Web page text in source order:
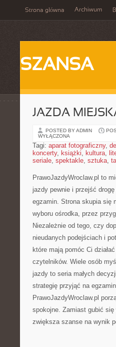
Strona główna Archiwum
SZANSA
JAZDA
POSTED BY ADMIN
WYŁĄCZONA
Tagi: aparat fotograficzny,
koncerty, książki, kultura,
seriale, spektakle, sztuka,
PrawoJazdyWroclaw.pl to
jazdy pewnie i przejść
egzamin. Strona skupia się
wyboru ośrodka, przez
Niezależnie od tego, czy
nieudanych podejściach i
które mają pomóc Ci
czytelników. Wiele osób
jazdy to seria małych
strategię przyjąć na
PrawoJazdyWroclaw.pl
spokojne. Zamiast gubić
zwiększa szanse na wynik